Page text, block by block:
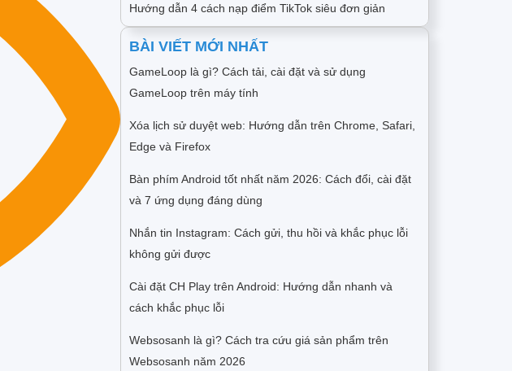
Hướng dẫn 4 cách nạp điểm TikTok siêu đơn giản
BÀI VIẾT MỚI NHẤT
GameLoop là gì? Cách tải, cài đặt và sử dụng
GameLoop trên máy tính
Xóa lịch sử duyệt web: Hướng dẫn trên Chrome, Safari,
Edge và Firefox
Bàn phím Android tốt nhất năm 2026: Cách đổi, cài đặt
và 7 ứng dụng đáng dùng
Nhắn tin Instagram: Cách gửi, thu hồi và khắc phục lỗi
không gửi được
Cài đặt CH Play trên Android: Hướng dẫn nhanh và
cách khắc phục lỗi
Websosanh là gì? Cách tra cứu giá sản phẩm trên
Websosanh năm 2026